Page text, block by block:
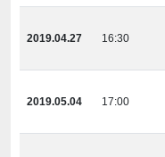
2019.04.27 16:30
2019.05.04 17:00